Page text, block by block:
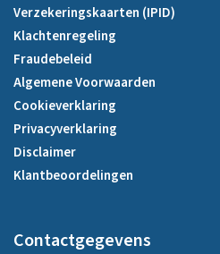
Verzekeringskaarten (IPID)
Klachtenregeling
Fraudebeleid
Algemene Voorwaarden
Cookieverklaring
Privacyverklaring
Disclaimer
Klantbeoordelingen
Contactgegevens